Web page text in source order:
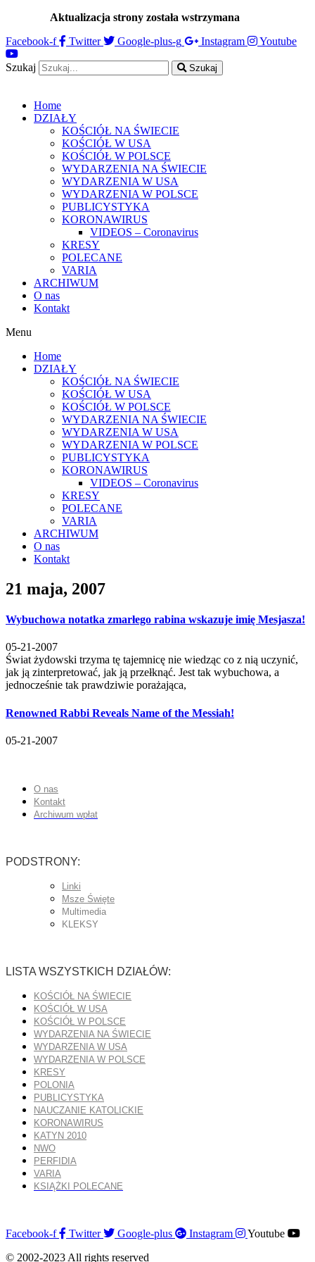
treści
Aktualizacja strony została wstrzymana
Facebook-f
Twitter Google-plus-g Instagram Youtube
Szukaj Szukaj
Home
DZIAŁY
KOŚCIÓŁ NA ŚWIECIE
KOŚCIÓŁ W USA
KOŚCIÓŁ W POLSCE
WYDARZENIA NA ŚWIECIE
WYDARZENIA W USA
WYDARZENIA W POLSCE
PUBLICYSTYKA
KORONAWIRUS
VIDEOS – Coronavirus
KRESY
POLECANE
VARIA
ARCHIWUM
O nas
Kontakt
Menu
Home
DZIAŁY
KOŚCIÓŁ NA ŚWIECIE
KOŚCIÓŁ W USA
KOŚCIÓŁ W POLSCE
WYDARZENIA NA ŚWIECIE
WYDARZENIA W USA
WYDARZENIA W POLSCE
PUBLICYSTYKA
KORONAWIRUS
VIDEOS – Coronavirus
KRESY
POLECANE
VARIA
ARCHIWUM
O nas
Kontakt
21 maja, 2007
Wybuchowa notatka zmarłego rabina wskazuje imię Mesjasza!
05-21-2007
Świat żydowski trzyma tę tajemnicę nie wiedząc co z nią uczynić,
jak ją zinterpretować, jak ją przełknąć. Jest tak wybuchowa, a
jednocześnie tak prawdziwie porażająca,
Renowned Rabbi Reveals Name of the Messiah!
05-21-2007
O nas
Kontakt
Archiwum wpłat
PODSTRONY:
Linki
Msze Święte
Multimedia
KLEKSY
LISTA WSZYSTKICH DZIAŁÓW:
KOŚCIÓŁ NA ŚWIECIE
KOŚCIÓŁ W USA
KOŚCIÓŁ W POLSCE
WYDARZENIA NA ŚWIECIE
WYDARZENIA W USA
WYDARZENIA W POLSCE
KRESY
POLONIA
PUBLICYSTYKA
NAUCZANIE KATOLICKIE
KORONAWIRUS
KATYN 2010
NWO
PERFIDIA
VARIA
KSIĄŻKI POLECANE
Facebook-f Twitter Google-plus Instagram
Youtube
© 2002-2023 All rights reserved